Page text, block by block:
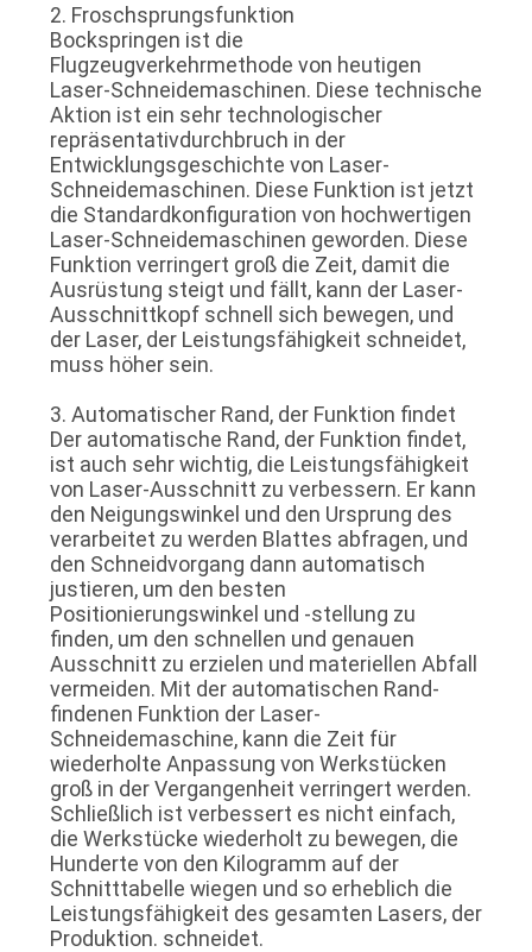
2. Froschsprungsfunktion
Bockspringen ist die
Flugzeugverkehrmethode von heutigen
Laser-Schneidemaschinen. Diese technische
Aktion ist ein sehr technologischer
repräsentativdurchbruch in der
Entwicklungsgeschichte von Laser-
Schneidemaschinen. Diese Funktion ist jetzt
die Standardkonfiguration von hochwertigen
Laser-Schneidemaschinen geworden. Diese
Funktion verringert groß die Zeit, damit die
Ausrüstung steigt und fällt, kann der Laser-
Ausschnittkopf schnell sich bewegen, und
der Laser, der Leistungsfähigkeit schneidet,
muss höher sein.
3. Automatischer Rand, der Funktion findet
Der automatische Rand, der Funktion findet,
ist auch sehr wichtig, die Leistungsfähigkeit
von Laser-Ausschnitt zu verbessern. Er kann
den Neigungswinkel und den Ursprung des
verarbeitet zu werden Blattes abfragen, und
den Schneidvorgang dann automatisch
justieren, um den besten
Positionierungswinkel und -stellung zu
finden, um den schnellen und genauen
Ausschnitt zu erzielen und materiellen Abfall
vermeiden. Mit der automatischen Rand-
findenen Funktion der Laser-
Schneidemaschine, kann die Zeit für
wiederholte Anpassung von Werkstücken
groß in der Vergangenheit verringert werden.
Schließlich ist verbessert es nicht einfach,
die Werkstücke wiederholt zu bewegen, die
Hunderte von den Kilogramm auf der
Schnitttabelle wiegen und so erheblich die
Leistungsfähigkeit des gesamten Lasers, der
Produktion. schneidet.